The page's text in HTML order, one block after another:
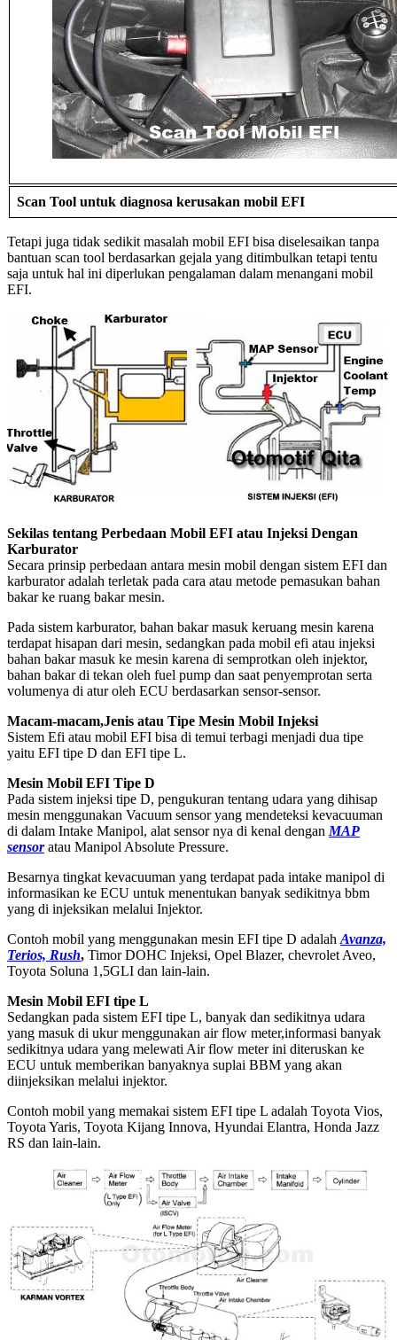
Scan Tool untuk diagnosa kerusakan mobil EFI
Tetapi juga tidak sedikit masalah mobil EFI bisa diselesaikan tanpa
bantuan scan tool berdasarkan gejala yang ditimbulkan tetapi tentu
saja untuk hal ini diperlukan pengalaman dalam menangani mobil
EFI.
Sekilas tentang Perbedaan Mobil EFI atau Injeksi Dengan
Karburator
Secara prinsip perbedaan antara mesin mobil dengan sistem EFI dan
karburator adalah terletak pada cara atau metode pemasukan bahan
bakar ke ruang bakar mesin.
Pada sistem karburator, bahan bakar masuk keruang mesin karena
terdapat hisapan dari mesin, sedangkan pada mobil efi atau injeksi
bahan bakar masuk ke mesin karena di semprotkan oleh injektor,
bahan bakar di tekan oleh fuel pump dan saat penyemprotan serta
volumenya di atur oleh ECU berdasarkan sensor-sensor.
Macam-macam,Jenis atau Tipe Mesin Mobil Injeksi
Sistem Efi atau mobil EFI bisa di temui terbagi menjadi dua tipe
yaitu EFI tipe D dan EFI tipe L.
Mesin Mobil EFI Tipe D
Pada sistem injeksi tipe D, pengukuran tentang udara yang dihisap
mesin menggunakan Vacuum sensor yang mendeteksi kevacuuman
di dalam Intake Manipol, alat sensor nya di kenal dengan MAP
sensoratau Manipol Absolute Pressure.
Besarnya tingkat kevacuuman yang terdapat pada intake manipol di
informasikan ke ECU untuk menentukan banyak sedikitnya bbm
yang di injeksikan melalui Injektor.
Contoh mobil yang menggunakan mesin EFI tipe D adalah Avanza,
Terios, Rush, Timor DOHC Injeksi, Opel Blazer, chevrolet Aveo,
Toyota Soluna 1,5GLI dan lain-lain.
Mesin Mobil EFI tipe L
Sedangkan pada sistem EFI tipe L, banyak dan sedikitnya udara
yang masuk di ukur menggunakan air flow meter,informasi banyak
sedikitnya udara yang melewati Air flow meter ini diteruskan ke
ECU untuk memberikan banyaknya suplai BBM yang akan
diinjeksikan melalui injektor.
Contoh mobil yang memakai sistem EFI tipe L adalah Toyota Vios,
Toyota Yaris, Toyota Kijang Innova, Hyundai Elantra, Honda Jazz
RS dan lain-lain.